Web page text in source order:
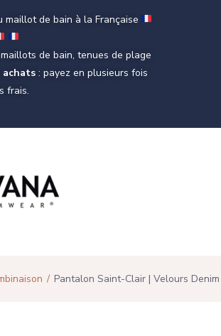
maillot de bain à la Française
de bain, tenues de plage
achats: payez en plusieurs fois
frais.
Pantalon Saint-Clair | Velours Denim